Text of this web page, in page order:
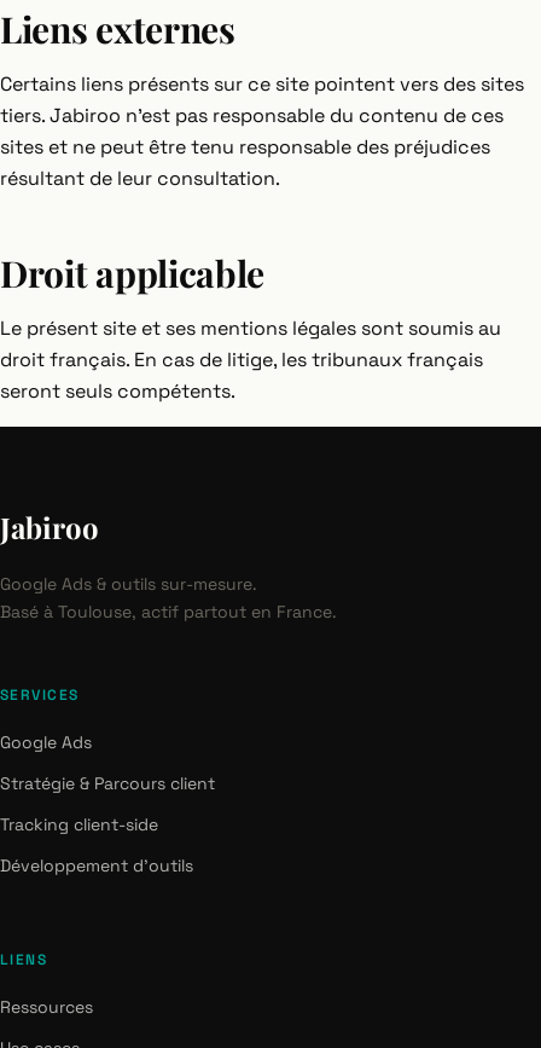
Liens externes
Certains liens présents sur ce site pointent vers des sites
tiers. Jabiroo n'est pas responsable du contenu de ces
sites et ne peut être tenu responsable des préjudices
résultant de leur consultation.
Droit applicable
Le présent site et ses mentions légales sont soumis au
droit français. En cas de litige, les tribunaux français
seront seuls compétents.
Jabiroo
Google Ads & outils sur-mesure.
Basé à Toulouse, actif partout en France.
SERVICES
Google Ads
Stratégie & Parcours client
Tracking client-side
Développement d'outils
LIENS
Ressources